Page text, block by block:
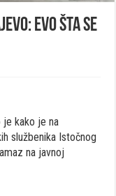
Evo šta se
je kako je na
službenika Istočnog
na javnoj